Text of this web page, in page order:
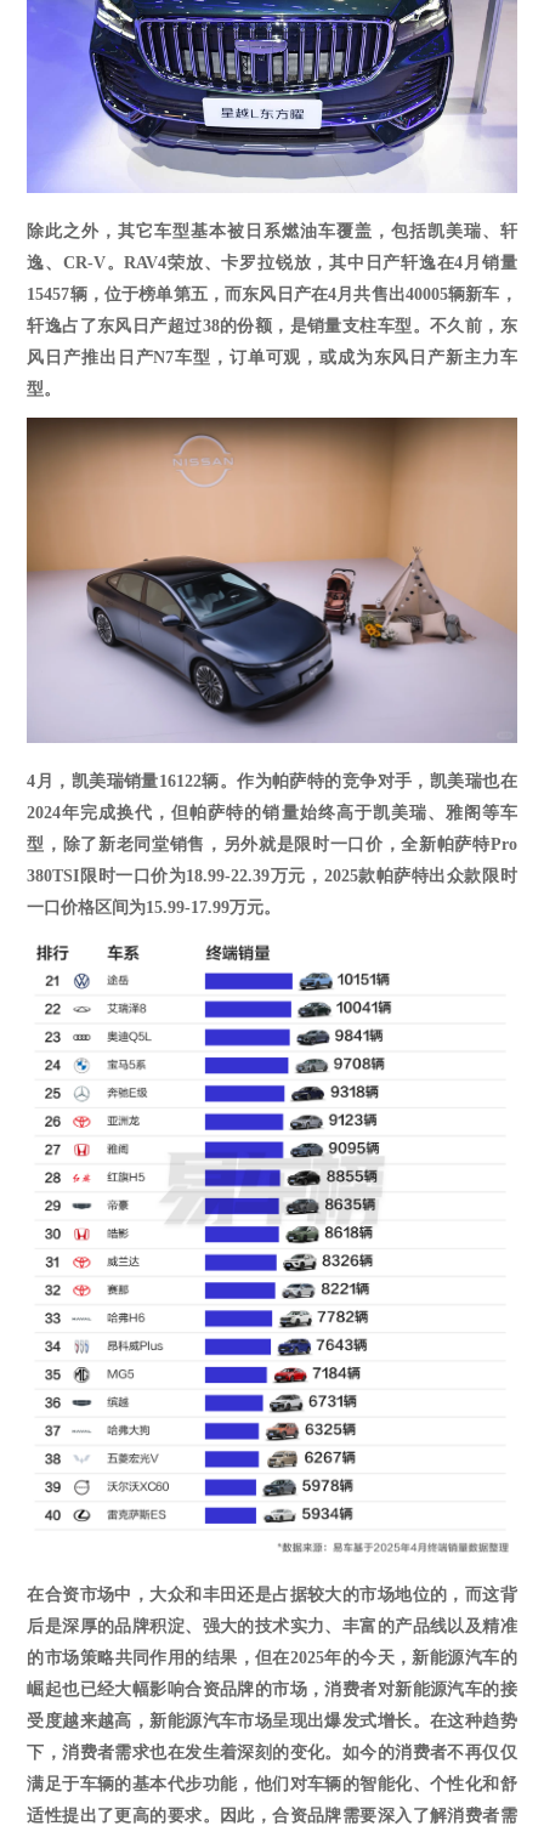
除此之外，其它车型基本被日系燃油车覆盖，包括凯美瑞、轩
逸、 CR-V。RAV4荣放、卡罗拉锐放，其中 日产轩逸在4 月销量
15457辆，位于榜单第五，而东风日产在4 月共售出40005辆新车，
轩逸占了东风日产超过38的份额，是销量支柱车型。 不久前，东
风日产推出日产N7车型，订单可观，或成为东风日产新主力车
型。
4 月，凯美瑞销量16122辆。作为帕萨特的竞争对手，凯美瑞也在
2024年完成换代，但帕萨特的销量始终高于凯美瑞、雅阁等车
型，除了新老同堂销售，另外就是限时一口价，全新帕萨特Pro
380TSI限时一口价为18.99-22.39万元，2025款帕萨特出众款限时
一口价格区间为15.99-17.99万元。
在合资市场中，大众和丰田还是占据较大的市场地位的，而这背
后是深厚的品牌积淀、强大的技术实力、丰富的产品线以及精准
的市场策略共同作用的结果，但在2025年的今天，新能源汽车的
崛起也已经大幅影响合资品牌的市场，消费者对新能源汽车的接
受度越来越高，新能源汽车市场呈现出爆发式增长。在这种趋势
下，消费者需求也在发生着深刻的变化。如今的消费者不再仅仅
满足于车辆的基本代步功能，他们对车辆的智能化、个性化和舒
适性提出了更高的要求。因此，合资品牌需要深入了解消费者需